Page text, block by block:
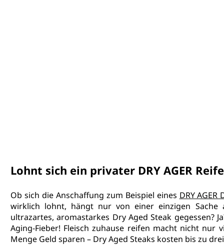
Lohnt sich ein privater DRY AGER
Ob sich die Anschaffung zum Beispiel eines DRY
wirklich lohnt, hängt nur von einer einzigen
ultrazartes, aromastarkes Dry Aged Steak gegessen?
Aging-Fieber! Fleisch zuhause reifen macht nicht nur
Menge Geld sparen – Dry Aged Steaks kosten bis zu